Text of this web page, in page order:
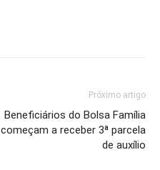
Próximo artigo
Beneficiários do Bolsa Família
começam a receber 3ª parcela
de auxílio